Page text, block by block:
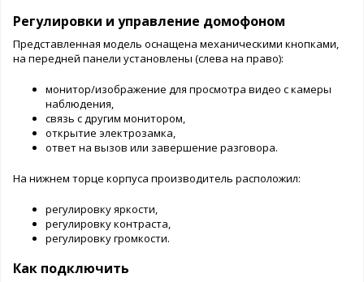
Регулировки и управление домофоном
Представленная модель оснащена механическими кнопками,
на передней панели установлены (слева на право):
монитор/изображение для просмотра видео с камеры
наблюдения,
связь с другим монитором,
открытие электрозамка,
ответ на вызов или завершение разговора.
На нижнем торце корпуса производитель расположил:
регулировку яркости,
регулировку контраста,
регулировку громкости.
Как подключить